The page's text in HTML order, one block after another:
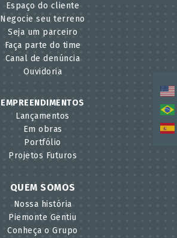
Espaço do cliente
Negocie seu terreno
Seja um parceiro
Faça parte do time
Canal de denúncia
Ouvidoria
EMPREENDIMENTOS
Lançamentos
Em obras
Portfólio
Projetos Futuros
QUEM SOMOS
Nossa história
Piemonte Gentiu
Conheça o Grupo